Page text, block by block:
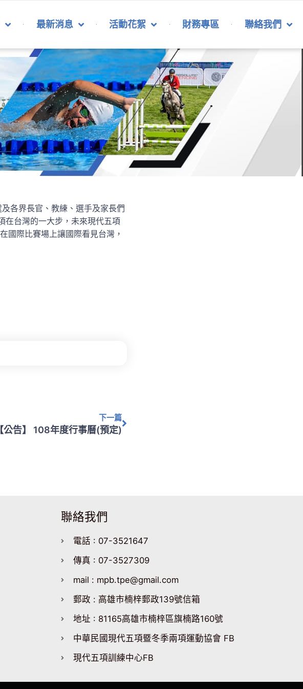
最新消息 活動花絮 財務專區 聯絡我們
各界長官、教練、選手及家長們
在台灣的一大步，未來現代五項
國際比賽場上讓國際看見台灣，
下一篇
【公告】 108年度行事曆(預定)
聯絡我們
電話 : 07-3521647
傳真 : 07-3527309
mail : mpb.tpe@gmail.com
郵政 : 高雄市楠梓郵政139號信箱
地址 : 81165高雄市楠梓區旗楠路160號
中華民國現代五項暨冬季兩項運動協會 FB
現代五項訓練中心FB